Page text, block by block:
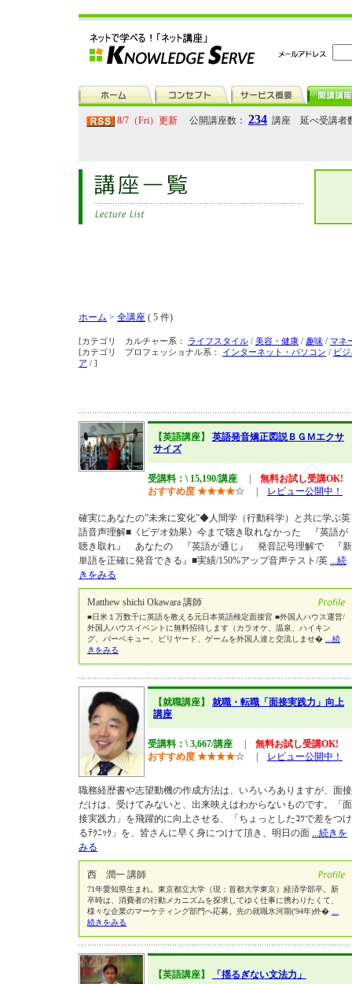
8/7（Fri）更新 公開講座数： 234 講座 延べ受講者
ホーム > 全講座 ( 5 件)
[カテゴリ カルチャー系： ライフスタイル / 美容・健康 / 趣味 / マネ
[カテゴリ プロフェッショナル系： インターネット・パソコン / ビ
ア / ]
【英語講座】 英語発音矯正図説ＢＧＭエクサ
サイズ
受講料：\ 15,190/講座
無料お試し受講OK!
おすすめ度 ★★★★☆ レビュー公開中！
確実にあなたの”未来に変化”◆人間学（行動科学）と共に学ぶ英
語音声理解■《ビデオ効果》今まで聴き取れなかった 『英語が
聴き取れ』 あなたの 『英語が通じ』 発音記号理解で 『新
単語を正確に発音できる』■実績/150%アップ音声テスト/英 ...続
きをみる
Matthew shichi Okawara 講師
■日米１万数千に英語を教える元日本英語検定面接官 ■外国人ハウス運営/
外国人ハウスイベントに無料招待します（カラオケ、温泉、ハイキン
グ、バーベキュー、ビリヤード、ゲームを外国人達と交流しませ�
...続
きをみる
【就職講座】 就職・転職「面接実践力」向上
講座
受講料：\ 3,667/講座
無料お試し受講OK!
おすすめ度 ★★★★☆ レビュー公開中！
職務経歴書や志望動機の作成方法は、いろいろありますが、面接
だけは、受けてみないと、出来映えはわからないものです。「面
接実践力」を飛躍的に向上させる、「ちょっとしたｺﾂで差をつけ
るﾃｸﾆｯｸ」を、皆さんに早く身につけて頂き、明日の面 ...続きを
みる
西 潤一 講師
71年愛知県生まれ。東京都立大学（現：首都大学東京）経済学部卒。新
卒時は、消費者の行動メカニズムを探求してゆく仕事に携わりたくて、
様々な企業のマーケティング部門へ応募。先の就職氷河期('94年)外�
続きをみる
【英語講座】 「揺るぎない文法力」